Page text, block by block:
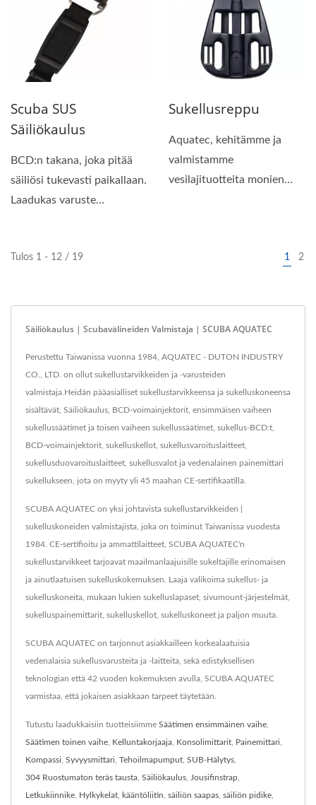
Scuba SUS
Säiliökaulus
BCD:n takana, joka pitää
säiliösi tukevasti paikallaan.
Laadukas varuste
Sukellusreppu
Aquatec, kehitämme ja
valmistamme
vesilajituotteita monien
Tulos 1 - 12 / 19 1 2
Säiliökaulus | Scubavälineiden Valmistaja | SCUBA AQUATEC
Perustettu Taiwanissa vuonna 1984, AQUATEC - DUTON INDUSTRY
CO., LTD. on ollut sukellustarvikkeiden ja -varusteiden
valmistaja.Heidän pääasialliset sukellustarvikkeensa ja sukelluskoneensa
sisältävät, Säiliökaulus, BCD-voimainjektorit, ensimmäisen vaiheen
sukellussäätimet ja toisen vaiheen sukellussäätimet, sukellus-BCD:t,
BCD-voimainjektorit, sukelluskellot, sukellusvaroituslaitteet,
sukellusduovaroituslaitteet, sukellusvalot ja vedenalainen painemittari
sukellukseen, jota on myyty yli 45 maahan CE-sertifikaatilla.
SCUBA AQUATEC on yksi johtavista sukellustarvikkeiden |
sukelluskoneiden valmistajista, joka on toiminut Taiwanissa vuodesta
1984. CE-sertifioitu ja ammattilaitteet, SCUBA AQUATEC'n
sukellustarvikkeet tarjoavat maailmanlaajuisille sukeltajille erinomaisen
ja ainutlaatuisen sukelluskokemuksen. Laaja valikoima sukellus- ja
sukelluskoneita, mukaan lukien sukelluslapaset, sivumount-järjestelmät,
sukelluspainemittarit, sukelluskellot, sukelluskoneet ja paljon muuta.
SCUBA AQUATEC on tarjonnut asiakkailleen korkealaatuisia
vedenalaisia sukellusvarusteita ja -laitteita, sekä edistyksellisen
teknologian että 42 vuoden kokemuksen avulla, SCUBA AQUATEC
varmistaa, että jokaisen asiakkaan tarpeet täytetään.
Tutustu laadukkaisiin tuotteisiimme Säätimen ensimmäinen vaihe
Säätimen toinen vaihe Kelluntakorjaaja Konsolimittarit Painemittari
Kompassi Syvyysmittari Tehoilmapumput SUB-Hälytys
304 Ruostumaton teräs tausta Säiliökaulus Jousifinstrap
Letkukiinnike Hylkykelat kääntöliitin säiliön saapas säiliön pidike